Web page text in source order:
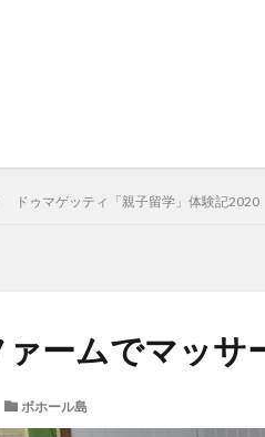
ドゥマゲッティ「親子留学」体験記2020
ームでマッサ
ボホール島